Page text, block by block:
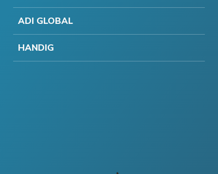
ADI GLOBAL
HANDIG